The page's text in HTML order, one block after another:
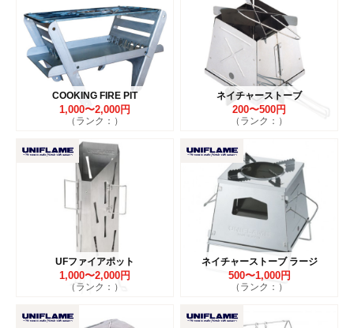
COOKING FIRE PIT
1,000〜2,000円
（ランク：）
ネイチャーストーブ
200〜500円
（ランク：）
UFファイアポット
1,000〜2,000円
（ランク：）
ネイチャーストーブ ラージ
500〜1,000円
（ランク：）